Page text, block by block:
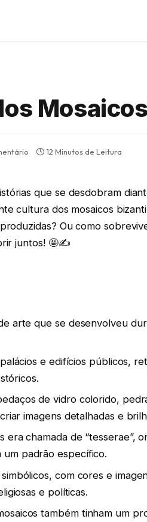
12 Minutos de Leitura
que se desdobram
cultura dos mosaicos
Ou como
juntos! 🤩✍️
arte que se desenvolveu
e edifícios públicos,
de vidro colorido,
imagens detalhadas e
era chamada de “tesserae”,
um padrão específico.
com cores e
e políticas.
também tinham um